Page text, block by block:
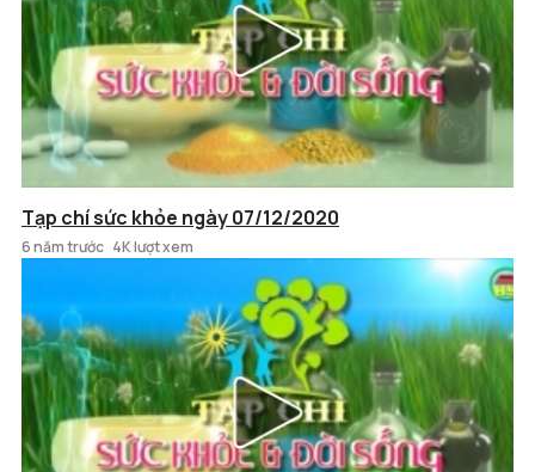
Tạp chí sức khỏe ngày 07/12/2020
6 năm trước 4K lượt xem